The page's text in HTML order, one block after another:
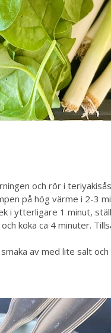
och rör i
på hög värme i 2-3
i ytterligare 1 minut,
koka ca 4 minuter.
av med lite salt